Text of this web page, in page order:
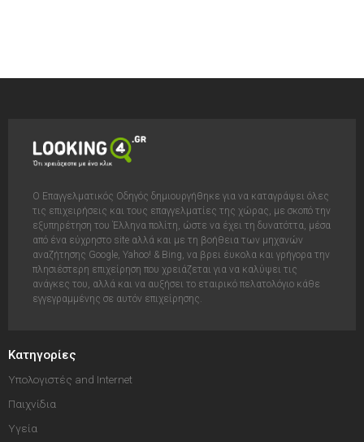
Ο Επαγγελματικός Οδηγός δημιουργήθηκε για να καταγράψει όλες
τις επιχειρήσεις και τους επαγγελματίες της χώρας, με σκοπό την
εξυπηρέτηση του Έλληνα πολίτη, ώστε να έχει τη δυνατόττα, μέσα
από ένα εύχρηστο site αλλά και με τη βοήθεια των μηχανών
αναζήτησης Google, Yahoo! & Bing, να βρει έυκολα και γρήγορα την
πλησιέστερη επιχείρηση που χρειάζεται για να καλύψει τις
ανάγκες του, αλλά και να αυξήσει το εταιρικό πελατολόγιο κάθε
εγγεγραμμένης σε αυτόν επιχείρησης.
Κατηγορίες
Υπολογιστές and Internet
Παιχνίδια
Υγεία